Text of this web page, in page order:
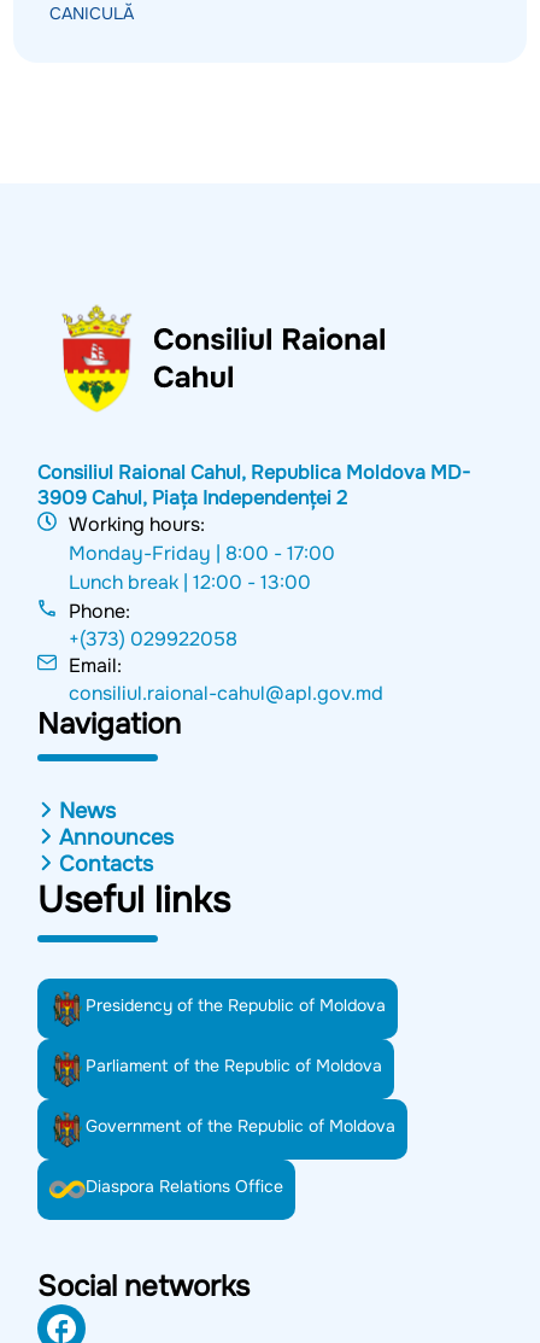
CANICULĂ
Consiliul Raional Cahul, Republica Moldova MD-
3909 Cahul, Piața Independenței 2
Working hours:
Monday-Friday | 8:00 - 17:00
Lunch break |12:00 - 13:00
Phone:
+(373) 029922058
Email:
consiliul.raional-cahul@apl.gov.md
Navigation
News
Announces
Contacts
Useful links
Presidency of the Republic of Moldova
Parliament of the Republic of Moldova
Government of the Republic of Moldova
Diaspora Relations Office
Social networks